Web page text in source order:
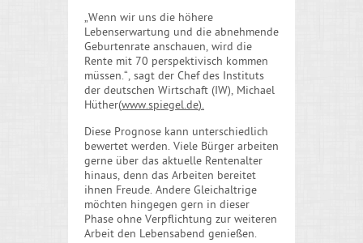
„Wenn wir uns die höhere
Lebenserwartung und die abnehmende
Geburtenrate anschauen, wird die
Rente mit 70 perspektivisch kommen
müssen.“, sagt der Chef des Instituts
der deutschen Wirtschaft (IW), Michael
Hüther(www.spiegel.de).
Diese Prognose kann unterschiedlich
bewertet werden. Viele Bürger arbeiten
gerne über das aktuelle Rentenalter
hinaus, denn das Arbeiten bereitet
ihnen Freude. Andere Gleichaltrige
möchten hingegen gern in dieser
Phase ohne Verpflichtung zur weiteren
Arbeit den Lebensabend genießen.